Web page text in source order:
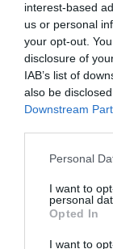
interest-based
us or personal
your opt-out.
disclosure of
IAB’s list of
also be
Downstream
Please note
not limited to
grant or deny
use your data
consent section.
Personal
I want to
personal
Opted In
I want to
SZERELEM ELSŐ